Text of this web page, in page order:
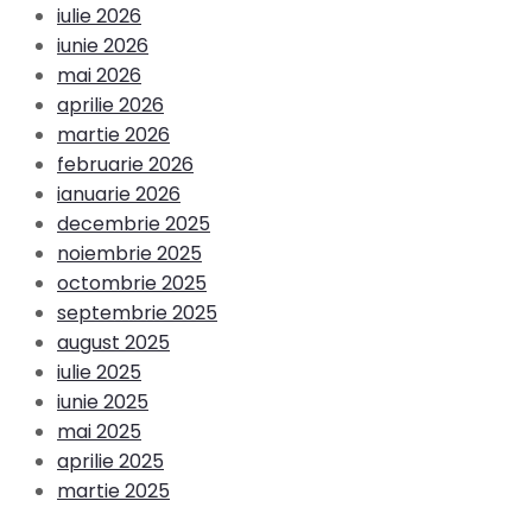
iulie 2026
iunie 2026
mai 2026
aprilie 2026
martie 2026
februarie 2026
ianuarie 2026
decembrie 2025
noiembrie 2025
octombrie 2025
septembrie 2025
august 2025
iulie 2025
iunie 2025
mai 2025
aprilie 2025
martie 2025